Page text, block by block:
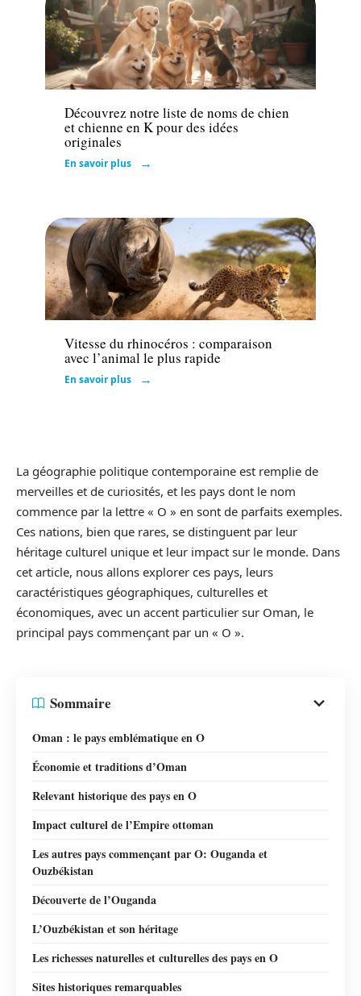
Actu
Découvrez notre liste de noms de chien
et chienne en K pour des idées
originales
En savoir plus
Actu
Vitesse du rhinocéros : comparaison
avec l’animal le plus rapide
En savoir plus
La géographie politique contemporaine est remplie de
merveilles et de curiosités, et les pays dont le nom
commence par la lettre « O » en sont de parfaits exemples.
Ces nations, bien que rares, se distinguent par leur
héritage culturel unique et leur impact sur le monde. Dans
cet article, nous allons explorer ces pays, leurs
caractéristiques géographiques, culturelles et
économiques, avec un accent particulier sur Oman, le
principal pays commençant par un « O ».
Sommaire
Oman : le pays emblématique en O
Économie et traditions d’Oman
Relevant historique des pays en O
Impact culturel de l’Empire ottoman
Les autres pays commençant par O: Ouganda et
Ouzbékistan
Découverte de l’Ouganda
L’Ouzbékistan et son héritage
Les richesses naturelles et culturelles des pays en O
Sites historiques remarquables